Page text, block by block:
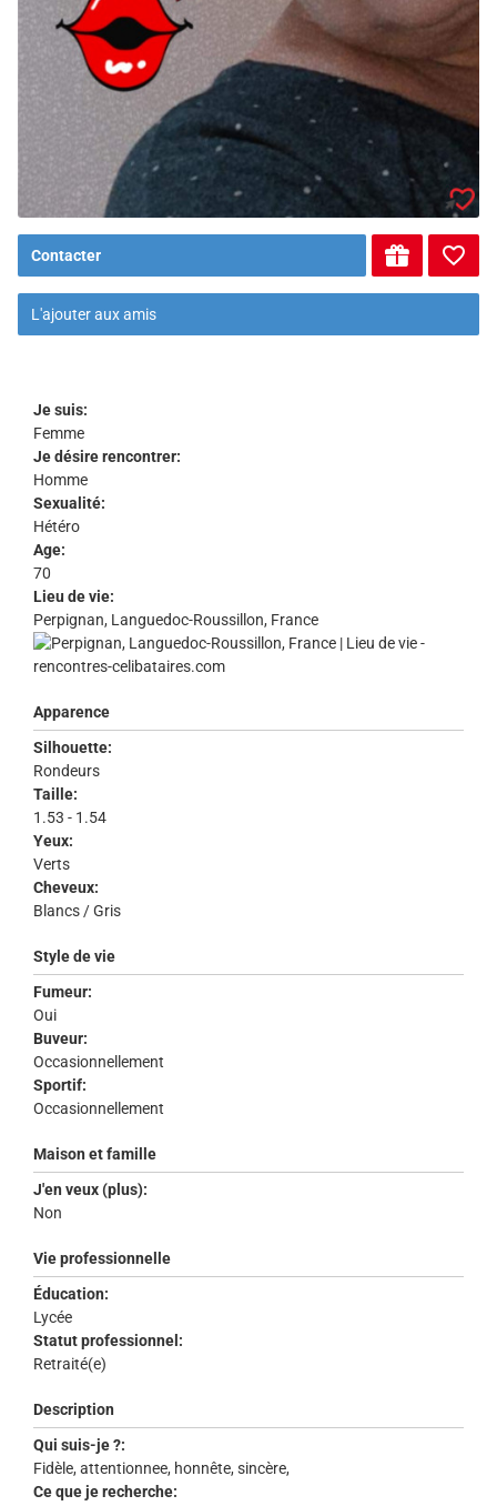
Contacter
L'ajouter aux amis
Je suis:
Femme
Je désire rencontrer:
Homme
Sexualité:
Hétéro
Age:
70
Lieu de vie:
Perpignan, Languedoc-Roussillon, France
Apparence
Silhouette:
Rondeurs
Taille:
1.53 - 1.54
Yeux:
Verts
Cheveux:
Blancs / Gris
Style de vie
Fumeur:
Oui
Buveur:
Occasionnellement
Sportif:
Occasionnellement
Maison et famille
J'en veux (plus):
Non
Vie professionnelle
Éducation:
Lycée
Statut professionnel:
Retraité(e)
Description
Qui suis-je ?:
Fidèle, attentionnee, honnête, sincère,
Ce que je recherche: